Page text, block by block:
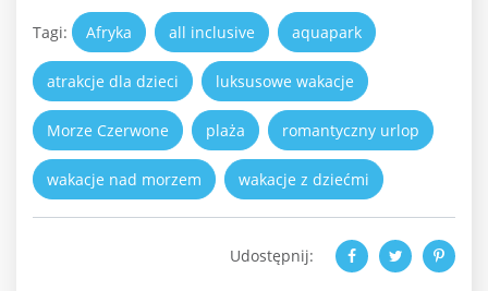
Tagi: Afryka all inclusive aquapark
atrakcje dla dzieci luksusowe wakacje
Morze Czerwone plaża romantyczny urlop
wakacje nad morzem wakacje z dziećmi
Udostępnij: